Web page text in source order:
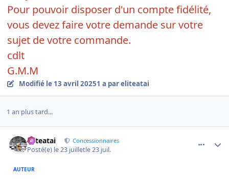
Pour pouvoir disposer d'un compte fidélité,
vous devez faire votre demande sur votre
sujet de votre commande.
cdlt
G.M.M
Modifié le 13 avril 20251 a par eliteatai
1 an plus tard...
eliteatai Concessionnaires
Posté(e) le 23 juilletle 23 juil.
AUTEUR